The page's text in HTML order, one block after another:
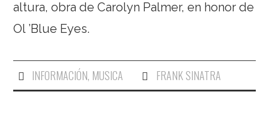
altura, obra de Carolyn Palmer, en honor de
Ol ’Blue Eyes.
INFORMACIÓN, MUSICA FRANK SINATRA